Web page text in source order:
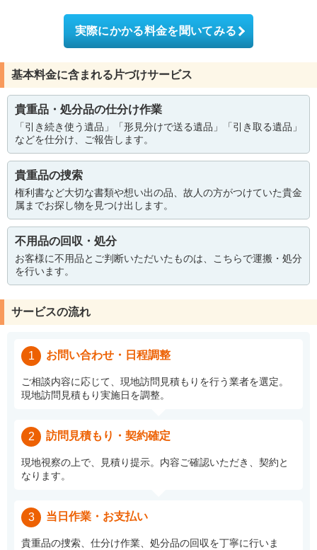
実際にかかる料金を聞いてみる
基本料金に含まれる片づけサービス
貴重品・処分品の仕分け作業
「引き続き使う遺品」「形見分けで送る遺品」「引き取る遺品」
などを仕分け、ご報告します。
貴重品の捜索
権利書など大切な書類や想い出の品、故人の方がつけていた貴金
属までお探し物を見つけ出します。
不用品の回収・処分
お客様に不用品とご判断いただいたものは、こちらで運搬・処分
を行います。
サービスの流れ
1 お問い合わせ・日程調整
ご相談内容に応じて、現地訪問見積もりを行う業者を選定。
現地訪問見積もり実施日を調整。
2 訪問見積もり・契約確定
現地視察の上で、見積り提示。内容ご確認いただき、契約と
なります。
3 当日作業・お支払い
貴重品の捜索、仕分け作業、処分品の回収を丁寧に行いま